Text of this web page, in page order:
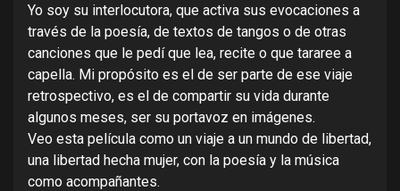
Yo soy su interlocutora, que activa sus evocaciones a
través de la poesía, de textos de tangos o de otras
canciones que le pedí que lea, recite o que tararee a
capella. Mi propósito es el de ser parte de ese viaje
retrospectivo, es el de compartir su vida durante
algunos meses, ser su portavoz en imágenes.
Veo esta película como un viaje a un mundo de libertad,
una libertad hecha mujer, con la poesía y la música
como acompañantes.